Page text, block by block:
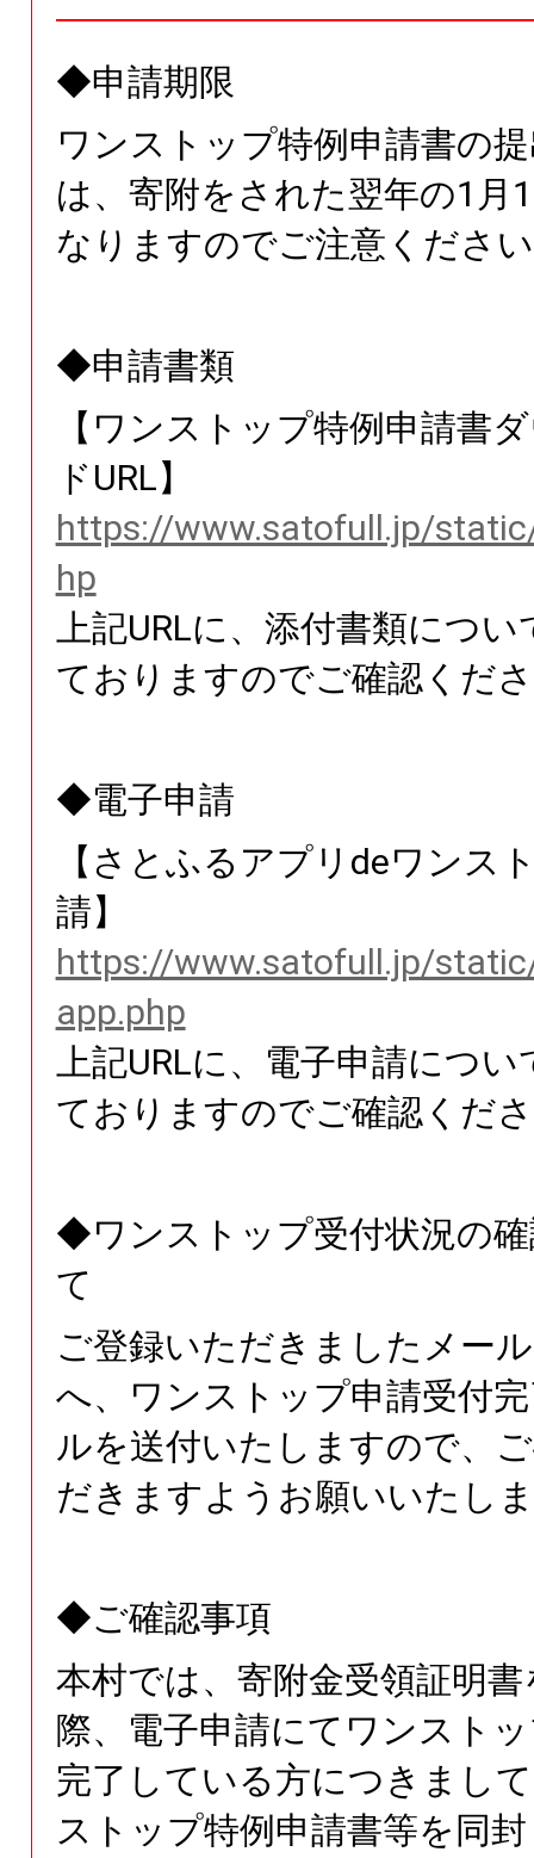
◆申請期限
ワンストップ特例申請書の
は、寄附をされた翌年の1月
なりますのでご注意くださ
◆申請書類
【ワンストップ特例申請書
ドURL】
https://www.satofull.jp/
hp
上記URLに、添付書類につい
ておりますのでご確認くだ
◆電子申請
【さとふるアプリdeワンス
請】
https://www.satofull.jp/
app.php
上記URLに、電子申請につい
ておりますのでご確認くだ
◆ワンストップ受付状況の
て
ご登録いただきましたメー
へ、ワンストップ申請受付
ルを送付いたしますので、
だきますようお願いいたし
◆ご確認事項
本村では、寄附金受領証明
際、 電子申請にてワンスト
完了している方につきまし
ストップ特例申請書等を同